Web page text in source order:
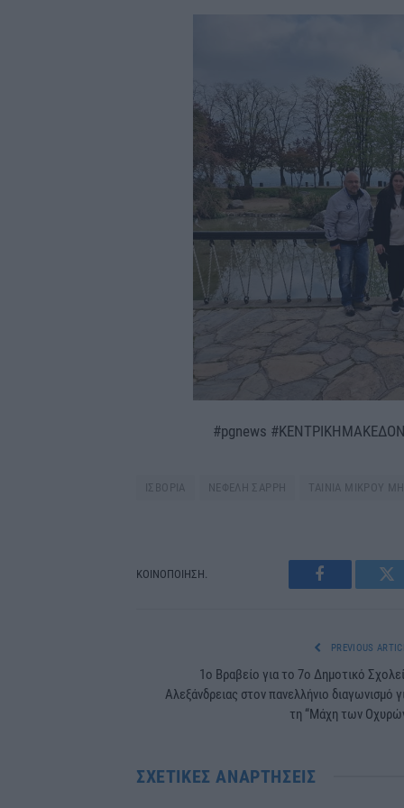
#pgnews
ΙΣΒΟΡΙΑ ΝΕΦΕΛΗ ΣΑΡΡΗ ΤΑΙΝΙΑ ΜΙΚΡΟΥ
ΚΟΙΝΟΠΟΙΗΣΗ.
Facebook
PREVIOUS
1ο Βραβείο για το 7ο Δημοτικό
Αλεξάνδρειας στον πανελλήνιο διαγωνισμό
τη “Μάχη των
ΣΧΕΤΙΚΈΣ ΑΝΑΡΤΉΣΕΙΣ